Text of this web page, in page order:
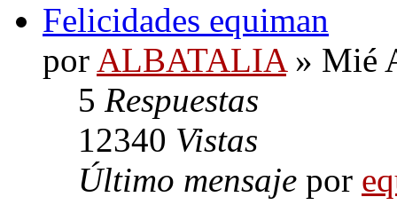
Felicidades equiman
por ALBATALIA» Mié
5 Respuestas
12340 Vistas
Último mensaje por